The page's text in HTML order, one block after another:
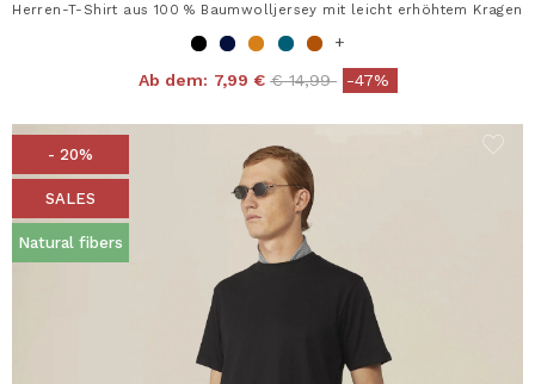
Herren-T-Shirt aus 100 % Baumwolljersey mit leicht erhöhtem Kragen
+
Ab dem: 7,99 € Price reduced from
€ 14,99to-47%
- 20%
SALES
Natural fibers